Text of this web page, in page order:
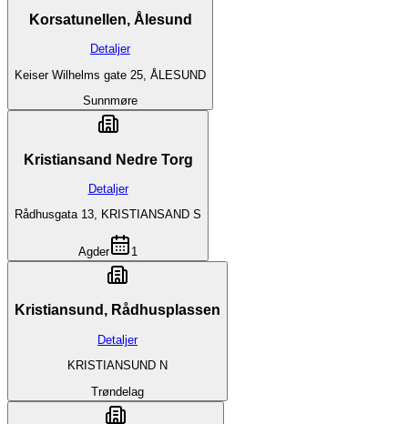
Korsatunellen, Ålesund
Detaljer
Keiser Wilhelms gate 25, ÅLESUND
Sunnmøre
Kristiansand Nedre Torg
Detaljer
Rådhusgata 13, KRISTIANSAND S
Agder 1
Kristiansund, Rådhusplassen
Detaljer
KRISTIANSUND N
Trøndelag